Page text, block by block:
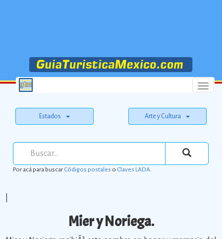
Menu
Estados Arte y Cultura
Por acá para buscarCódigos postales o Claves LADA.
Mier y Noriega.